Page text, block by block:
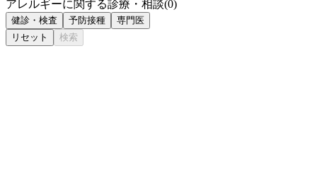
アレルギーに関する診療・相談(0)
健診・検査 予防接種
専門医
リセット
検索